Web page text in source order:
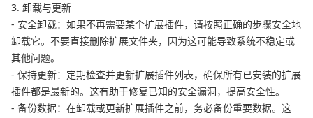
3. 卸载与更新
- 安全卸载：如果不再需要某个扩展插件，请按照正确的步骤安全地
卸载它。不要直接删除扩展文件夹，因为这可能导致系统不稳定或
其他问题。
- 保持更新：定期检查并更新扩展插件列表，确保所有已安装的扩展
插件都是最新的。这有助于修复已知的安全漏洞，提高安全性。
- 备份数据：在卸载或更新扩展插件之前，务必备份重要数据。这